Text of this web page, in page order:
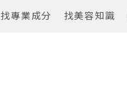
找專業成分 找美容知識